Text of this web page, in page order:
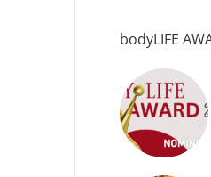
bodyLIFE